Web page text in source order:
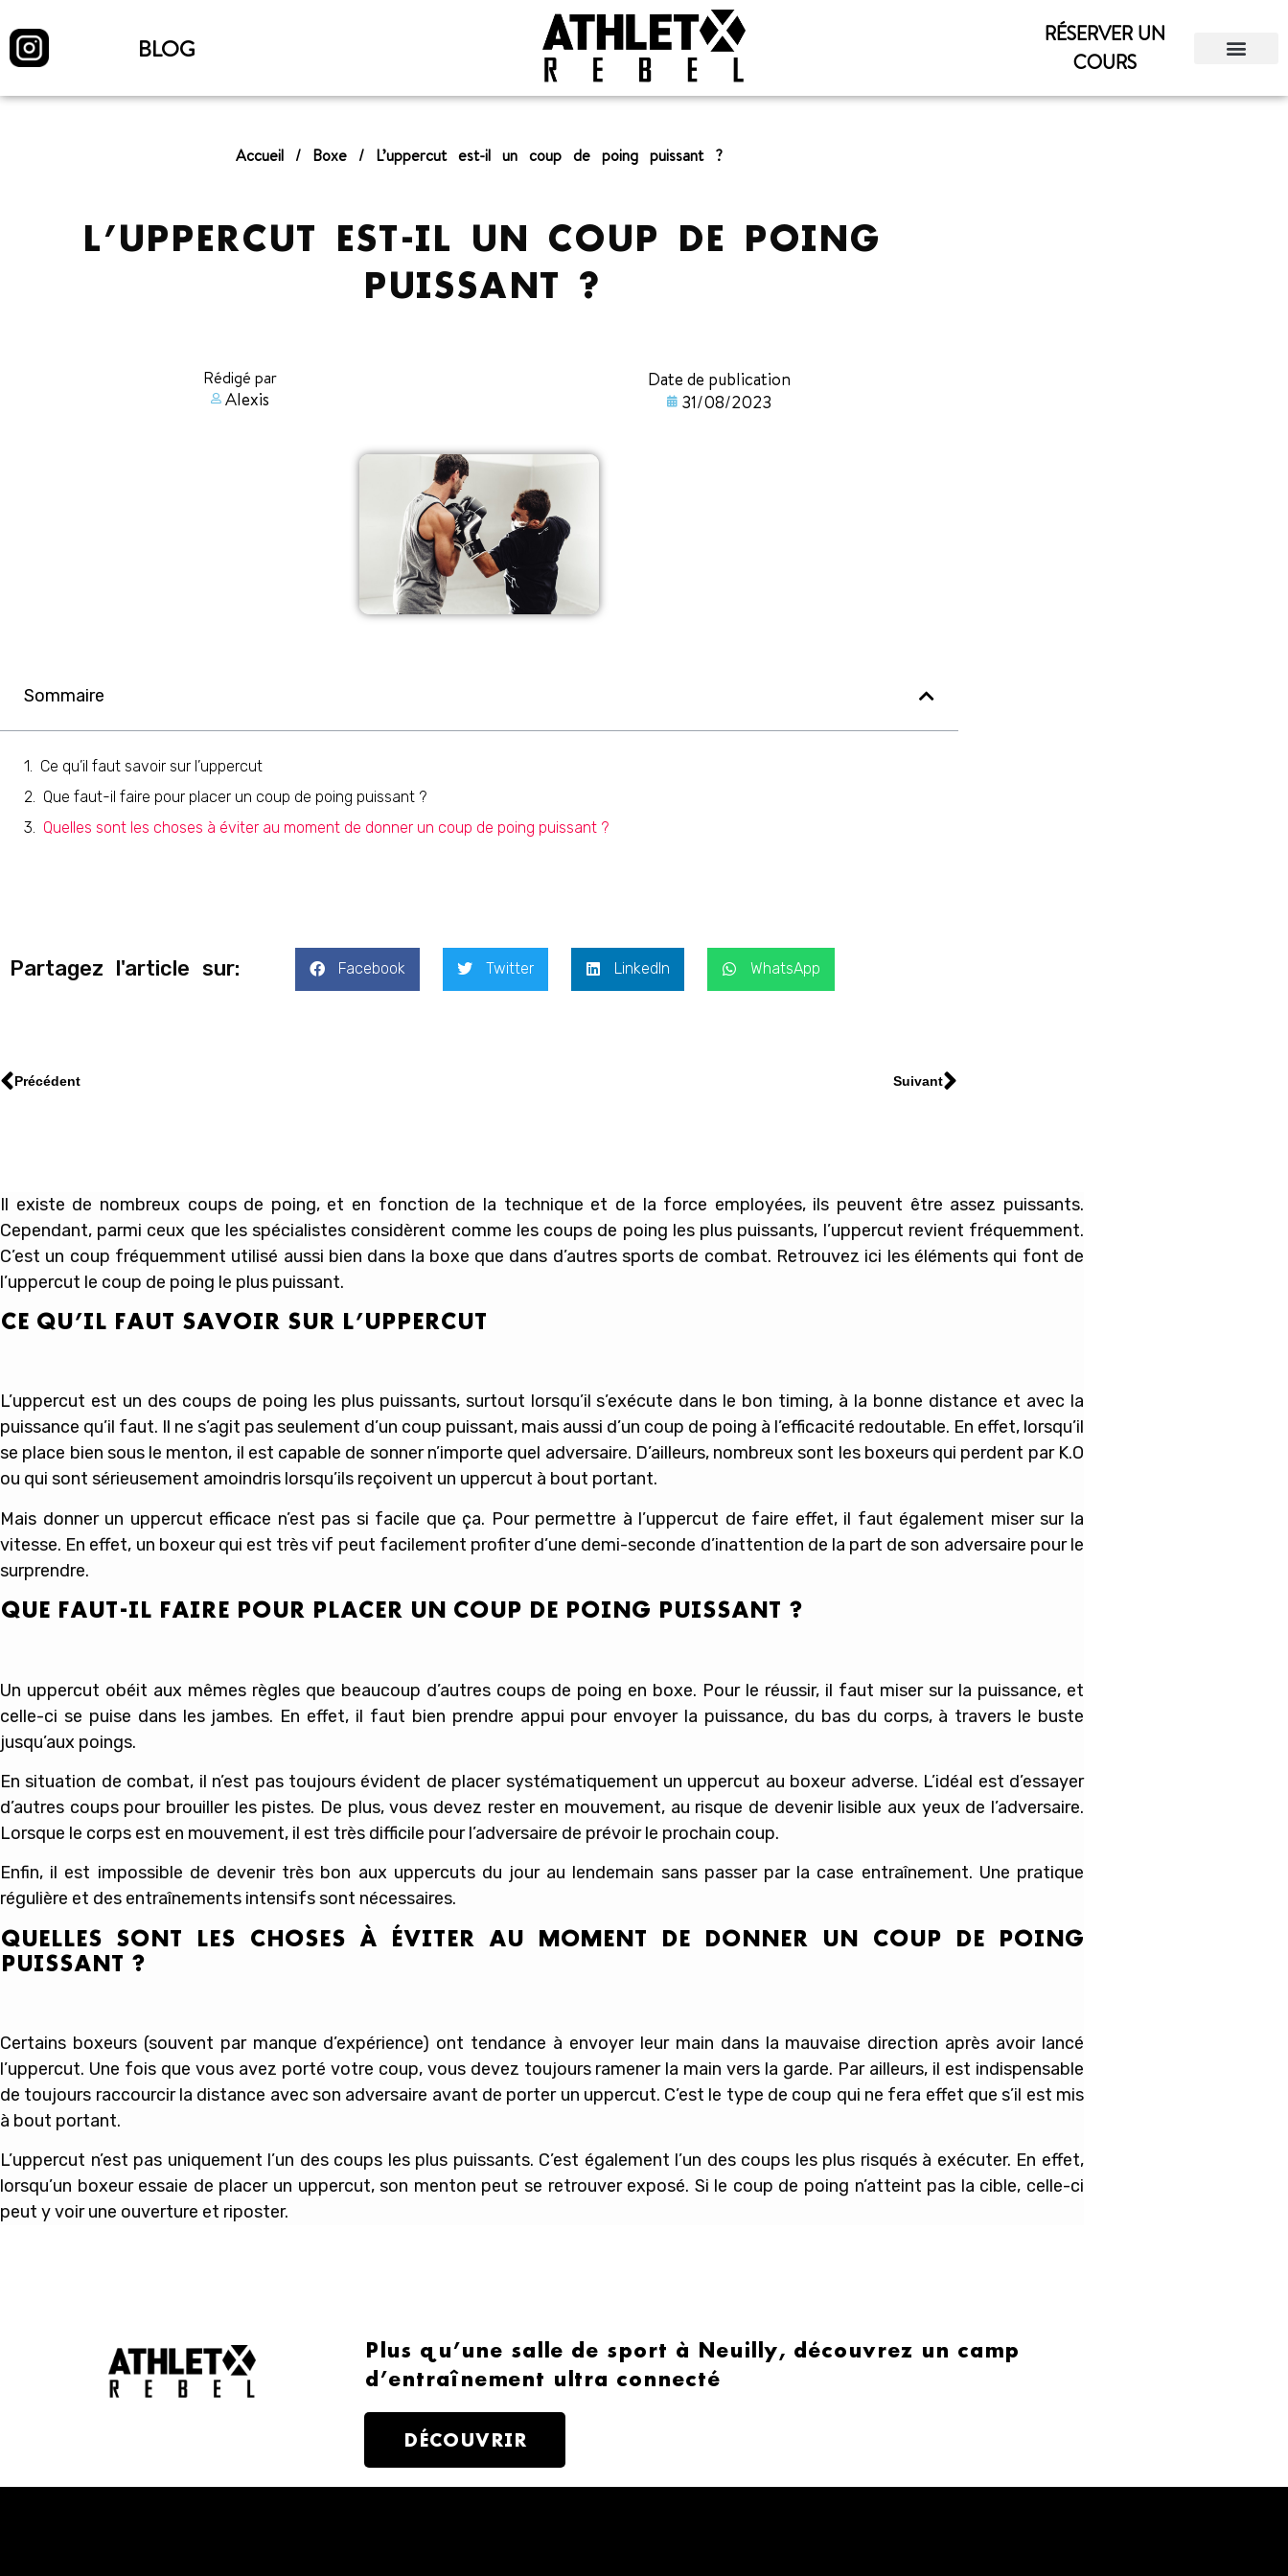
BLOG
RÉSERVER UN
COURS
Accueil / Boxe / L’uppercut est-il un coup de poing puissant ?
L’UPPERCUT EST-IL UN COUP DE POING
PUISSANT ?
Rédigé par
Alexis
Date de publication
31/08/2023
Sommaire
Ce qu’il faut savoir sur l’uppercut
Que faut-il faire pour placer un coup de poing puissant ?
Quelles sont les choses à éviter au moment de donner un coup de poing puissant ?
Partagez l'article sur: Facebook Twitter LinkedIn WhatsApp
Précédent Suivant
Il existe de nombreux coups de poing, et en fonction de la technique et de la force employées, ils peuvent être assez puissants.
Cependant, parmi ceux que les spécialistes considèrent comme les coups de poing les plus puissants, l’uppercut revient fréquemment.
C’est un coup fréquemment utilisé aussi bien dans la boxe que dans d’autres sports de combat. Retrouvez ici les éléments qui font de
l’uppercut le coup de poing le plus puissant.
CE QU’IL FAUT SAVOIR SUR L’UPPERCUT
L’uppercut est un des coups de poing les plus puissants, surtout lorsqu’il s’exécute dans le bon timing, à la bonne distance et avec la
puissance qu’il faut. Il ne s’agit pas seulement d’un coup puissant, mais aussi d’un coup de poing à l’efficacité redoutable. En effet, lorsqu’il
se place bien sous le menton, il est capable de sonner n’importe quel adversaire. D’ailleurs, nombreux sont les boxeurs qui perdent par K.O
ou qui sont sérieusement amoindris lorsqu’ils reçoivent un uppercut à bout portant.
Mais donner un uppercut efficace n’est pas si facile que ça. Pour permettre à l’uppercut de faire effet, il faut également miser sur la
vitesse. En effet, un boxeur qui est très vif peut facilement profiter d’une demi-seconde d’inattention de la part de son adversaire pour le
surprendre.
QUE FAUT-IL FAIRE POUR PLACER UN COUP DE POING PUISSANT ?
Un uppercut obéit aux mêmes règles que beaucoup d’autres coups de poing en boxe. Pour le réussir, il faut miser sur la puissance, et
celle-ci se puise dans les jambes. En effet, il faut bien prendre appui pour envoyer la puissance, du bas du corps, à travers le buste
jusqu’aux poings.
En situation de combat, il n’est pas toujours évident de placer systématiquement un uppercut au boxeur adverse. L’idéal est d’essayer
d’autres coups pour brouiller les pistes. De plus, vous devez rester en mouvement, au risque de devenir lisible aux yeux de l’adversaire.
Lorsque le corps est en mouvement, il est très difficile pour l’adversaire de prévoir le prochain coup.
Enfin, il est impossible de devenir très bon aux uppercuts du jour au lendemain sans passer par la case entraînement. Une pratique
régulière et des entraînements intensifs sont nécessaires.
QUELLES SONT LES CHOSES À ÉVITER AU MOMENT DE DONNER UN COUP DE POING
PUISSANT ?
Certains boxeurs (souvent par manque d’expérience) ont tendance à envoyer leur main dans la mauvaise direction après avoir lancé
l’uppercut. Une fois que vous avez porté votre coup, vous devez toujours ramener la main vers la garde. Par ailleurs, il est indispensable
de toujours raccourcir la distance avec son adversaire avant de porter un uppercut. C’est le type de coup qui ne fera effet que s’il est mis
à bout portant.
L’uppercut n’est pas uniquement l’un des coups les plus puissants. C’est également l’un des coups les plus risqués à exécuter. En effet,
lorsqu’un boxeur essaie de placer un uppercut, son menton peut se retrouver exposé. Si le coup de poing n’atteint pas la cible, celle-ci
peut y voir une ouverture et riposter.
Plus qu’une salle de sport à Neuilly, découvrez un camp
d’entraînement ultra connecté
DÉCOUVRIR